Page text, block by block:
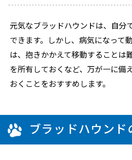
元気なブラッドハウンドは、自分
できます。しかし、病気になって
は、抱きかかえて移動することは
を所有しておくなど、万が一に備
おくことをおすすめします。
ブラッドハウンド